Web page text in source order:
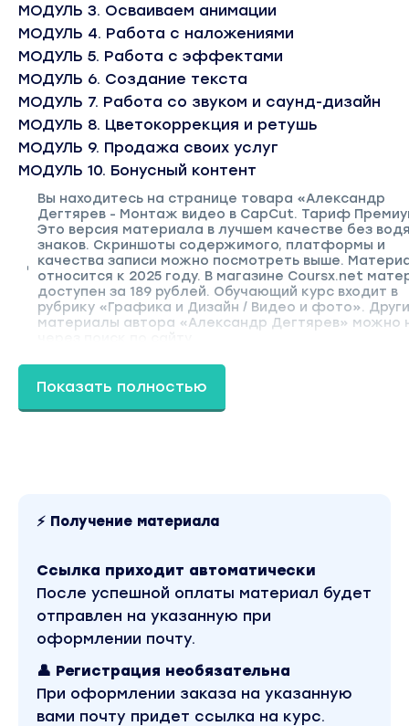
МОДУЛЬ 3. Осваиваем анимации
МОДУЛЬ 4. Работа с наложениями
МОДУЛЬ 5. Работа с эффектами
МОДУЛЬ 6. Создание текста
МОДУЛЬ 7. Работа со звуком и саунд-дизайн
МОДУЛЬ 8. Цветокоррекция и ретушь
МОДУЛЬ 9. Продажа своих услуг
МОДУЛЬ 10. Бонусный контент
Вы находитесь на странице товара «Александр
Дегтярев - Монтаж видео в CapCut. Тариф
Это версия материала в лучшем качестве без
знаков. Скриншоты содержимого, платформы и
качества записи можно посмотреть выше.
относится к 2025 году. В магазине Coursx.net
доступен за 189 рублей. Обучающий курс входит в
рубрику «Графика и Дизайн / Видео и фото».
материалы автора «Александр Дегтярев» можно
Показать полностью
⚡ Получение материала
Ссылка приходит автоматически
После успешной оплаты материал будет
отправлен на указанную при
оформлении почту.
👤 Регистрация необязательна
При оформлении заказа на указанную
вами почту придет ссылка на курс.